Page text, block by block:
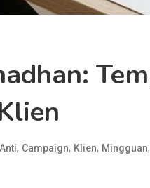
Anti, Campaign, Klien, Mingguan,